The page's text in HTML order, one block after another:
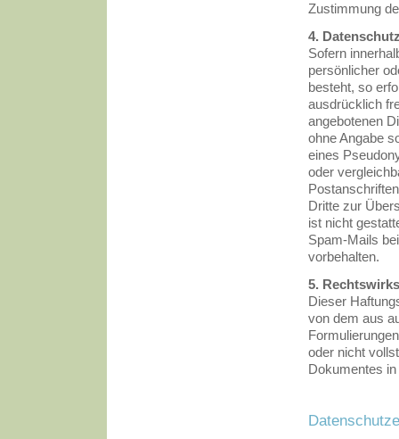
Zustimmung
4.
Sofern
persönlicher
besteht, so
ausdrücklich
angebotenen
ohne Angabe
eines
oder
Dritte zur
ist nicht
Spam-Mails
vorbehalten.
5.
Dieser
von dem aus
oder nicht
Dokumentes